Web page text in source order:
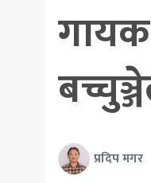
प्रदिप मगर